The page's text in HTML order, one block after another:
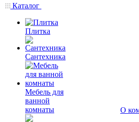
Каталог
Плитка
Сантехника
Мебель для
ванной
комнаты
О